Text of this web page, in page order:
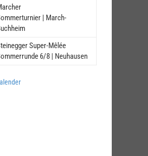
| March-
Super-Mêlée
6/8 | Neuhausen